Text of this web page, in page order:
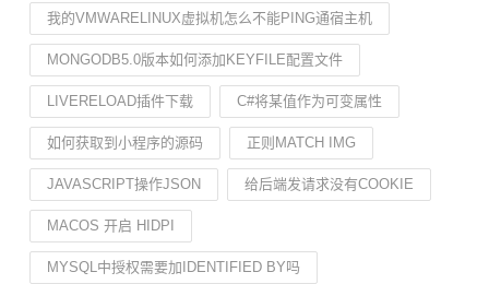
我的VMWARELINUX虚拟机怎么不能PING通宿主机
MONGODB5.0版本如何添加KEYFILE配置文件
LIVERELOAD插件下载 C#将某值作为可变属性
如何获取到小程序的源码 正则MATCH IMG
JAVASCRIPT操作JSON 给后端发请求没有COOKIE
MACOS 开启 HIDPI
MYSQL中授权需要加IDENTIFIED BY吗